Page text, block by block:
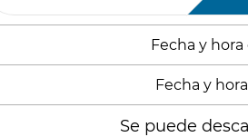
Fecha y
Fecha y
Se puede